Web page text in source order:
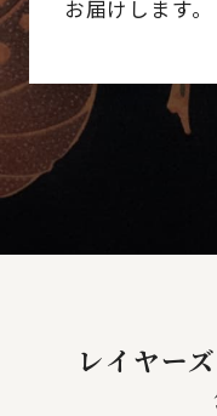
お届けします。
レイヤー